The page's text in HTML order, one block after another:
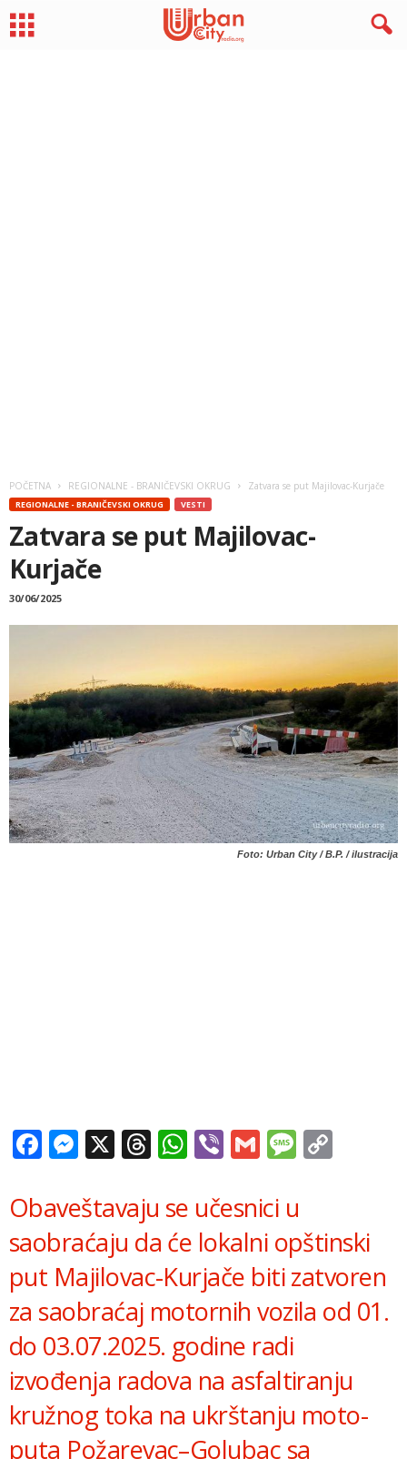
POČETNA REGIONALNE - BRANIČEVSKI OKRUG Zatvara se put Majilovac-Kurjače
REGIONALNE - BRANIČEVSKI OKRUG VESTI
Zatvara se put Majilovac-
Kurjače
30/06/2025
Foto: Urban City / B.P. / ilustracija
Facebook
Messenger
X Threads
WhatsApp
ViberGmail
Obaveštavaju se učesnici u
saobraćaju da će lokalni opštinski
put Majilovac-Kurjače biti zatvoren
za saobraćaj motornih vozila od 01.
do 03.07.2025. godine radi
izvođenja radova na asfaltiranju
kružnog toka na ukrštanju moto-
puta Požarevac–Golubac sa